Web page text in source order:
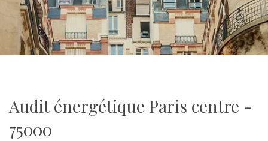
Audit énergétique Paris centre -
75000